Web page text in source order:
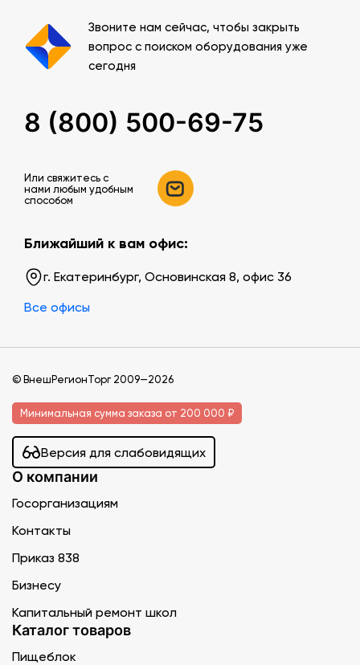
Звоните нам сейчас, чтобы закрыть
вопрос с поиском оборудования уже
сегодня
8 (800) 500-69-75
Или свяжитесь c
нами любым удобным
способом
Ближайший к вам офис:
г. Екатеринбург, Основинская 8, офис 36
Все офисы
© ВнешРегионТорг 2009—2026
Минимальная сумма заказа от 200 000 ₽
Версия для слабовидящих
О компании
Госорганизациям
Контакты
Приказ 838
Бизнесу
Капитальный ремонт школ
Каталог товаров
Пищеблок